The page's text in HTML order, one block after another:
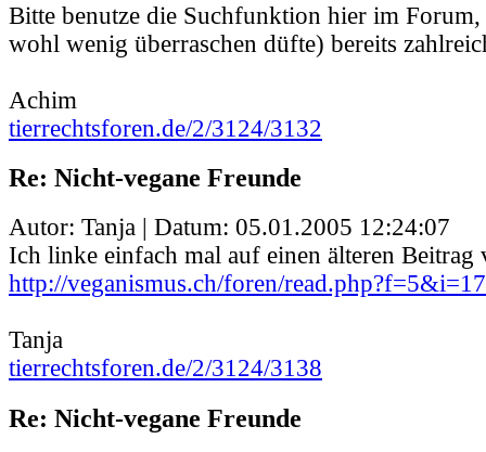
Bitte benutze die Suchfunktion hier im Forum,
wohl wenig überraschen düfte) bereits
Achim
tierrechtsforen.de/2/3124/3132
Re: Nicht-vegane Freunde
Autor: Tanja | Datum: 05.01.2005 12:24:07
Ich linke einfach mal auf einen älteren
http://veganismus.ch/foren/
Tanja
tierrechtsforen.de/2/3124/3138
Re: Nicht-vegane Freunde